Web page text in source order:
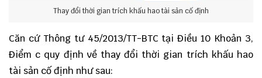
Thay đổi thời gian trích khấu hao tài sản cố định
Căn cứ Thông tư 45/2013/TT-BTC tại Điều 10 Khoản 3,
Điểm c quy định về thay đổi thời gian trích khấu hao
tài sản cố định như sau: